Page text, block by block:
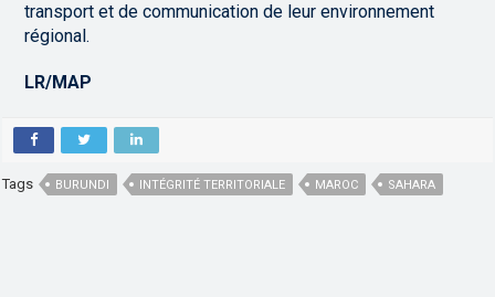
transport et de communication de leur environnement
régional.
LR/MAP
Tags BURUNDI INTÉGRITÉ TERRITORIALE MAROC SAHARA